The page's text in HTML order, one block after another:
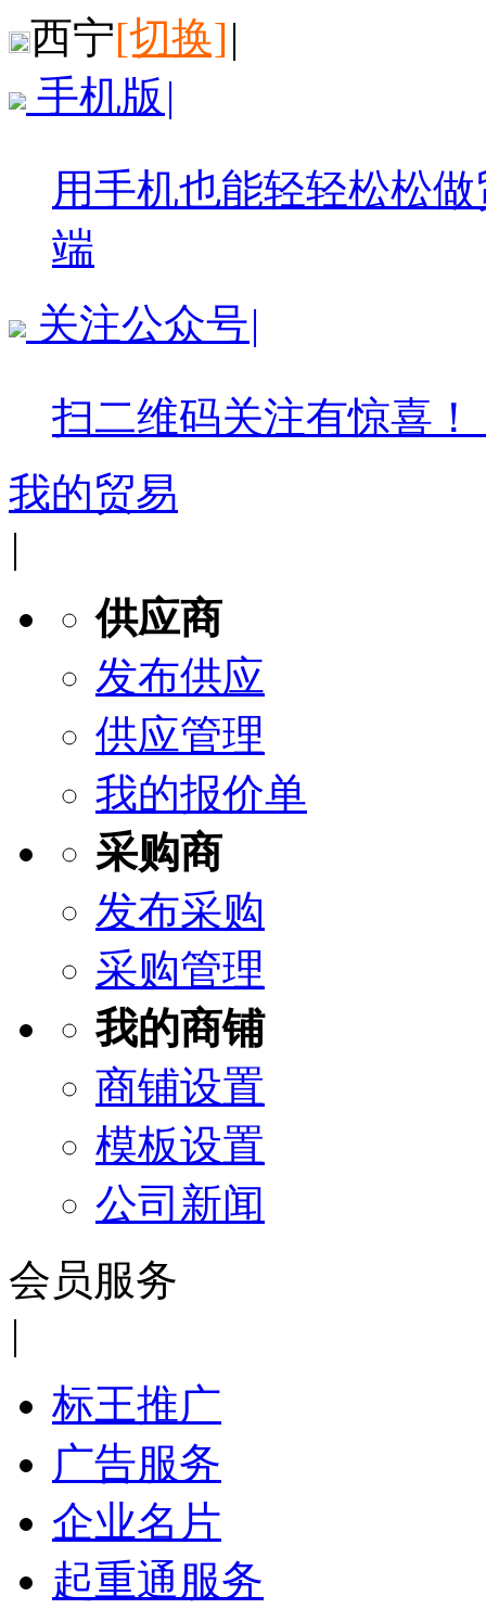
西宁[切换]|
手机版 |
用手机也能轻轻松松
端
关注公众号|
扫二维码关注有惊喜！
我的贸易
|
供应商
发布供应
供应管理
我的报价单
采购商
发布采购
采购管理
我的商铺
商铺设置
模板设置
公司新闻
会员服务
|
标王推广
广告服务
企业名片
起重通服务